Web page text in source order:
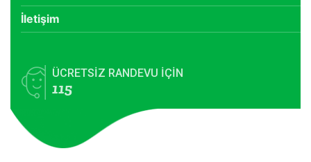
İletişim
ÜCRETSİZ RANDEVU İÇİN
115